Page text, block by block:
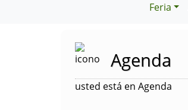
Feria
Agenda
usted está en Agenda